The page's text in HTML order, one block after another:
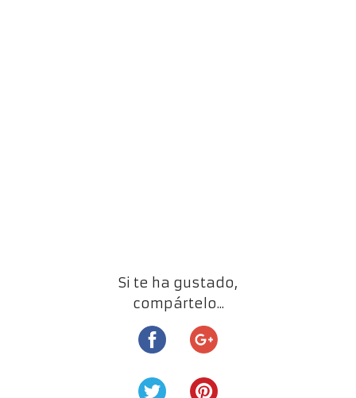
Si te ha gustado,
compártelo...